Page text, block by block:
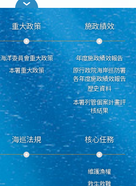
重大政策
海洋委員會重大政策
本署重大政策
施政績效
年度施政績效報告
原行政院海岸巡防署
各年度施政績效報告
歷史資料
本署列管個案計畫評
核結果
海巡法規 核心任務
維護漁權
救生救難